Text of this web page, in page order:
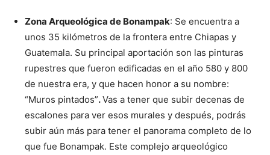
Zona Arqueológica de Bonampak: Se encuentra a
unos 35 kilómetros de la frontera entre Chiapas y
Guatemala. Su principal aportación son las pinturas
rupestres que fueron edificadas en el año 580 y 800
de nuestra era, y que hacen honor a su nombre:
“Muros pintados”.Vas a tener que subir decenas de
escalones para ver esos murales y después, podrás
subir aún más para tener el panorama completo de lo
que fue Bonampak. Este complejo arqueológico